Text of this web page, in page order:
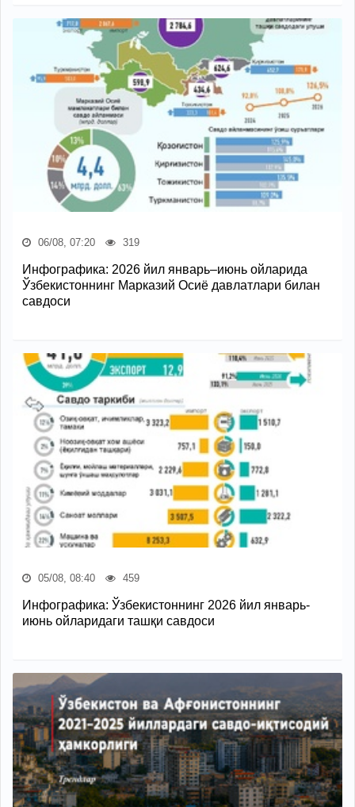
06/08, 07:20 319
Инфографика: 2026 йил январь–июнь ойларида
Ўзбекистоннинг Марказий Осиё давлатлари билан
савдоси
05/08, 08:40 459
Инфографика: Ўзбекистоннинг 2026 йил январь-
июнь ойларидаги ташқи савдоси